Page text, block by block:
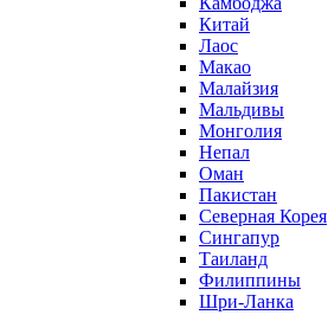
Китай
Лаос
Макао
Малайзия
Мальдивы
Монголия
Непал
Оман
Пакистан
Северная Корея
Сингапур
Таиланд
Филиппины
Шри-Ланка